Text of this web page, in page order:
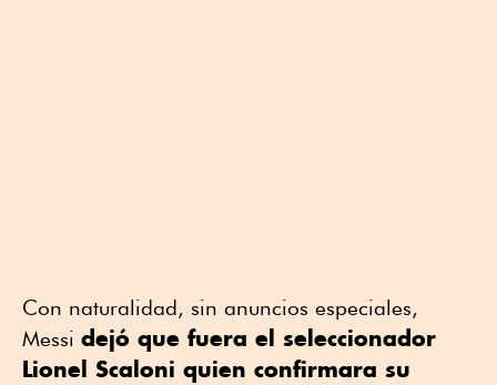
Con naturalidad, sin anuncios especiales,
Messi dejó que fuera el seleccionador
Lionel Scaloni quien confirmara su